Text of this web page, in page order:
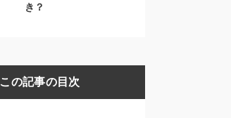
き？
この記事の目次